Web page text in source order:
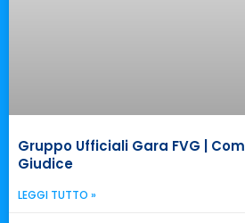
Gruppo Ufficiali Gara FVG |
Giudice
LEGGI TUTTO »